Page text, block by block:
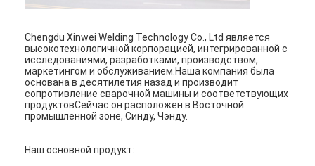
Портативный сварочный аппарат пятна
Стационарная сварочная машина
машина для точечной сварки с несколькими головками
Chengdu Xinwei Welding Technology Co., Ltd является
высокотехнологичной корпорацией, интегрированной с
исследованиями, разработками, производством,
маркетингом и обслуживанием.Наша компания была
основана в десятилетия назад и производит
сопротивление сварочной машины и соответствующих
продуктовСейчас он расположен в Восточной
промышленной зоне, Синду, Чэнду.
Наш основной продукт: